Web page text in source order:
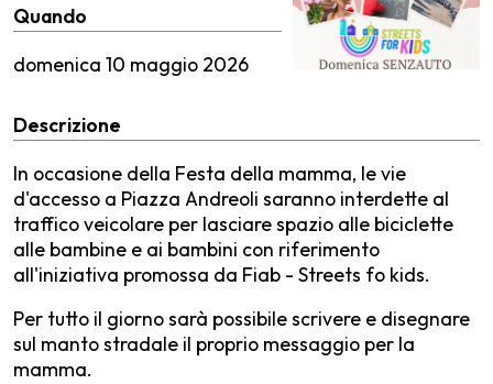
Quando
domenica 10 maggio 2026
Descrizione
In occasione della Festa della mamma, le vie
d'accesso a Piazza Andreoli saranno interdette al
traffico veicolare per lasciare spazio alle biciclette
alle bambine e ai bambini con riferimento
all'iniziativa promossa da Fiab - Streets fo kids.
Per tutto il giorno sarà possibile scrivere e disegnare
sul manto stradale il proprio messaggio per la
mamma.